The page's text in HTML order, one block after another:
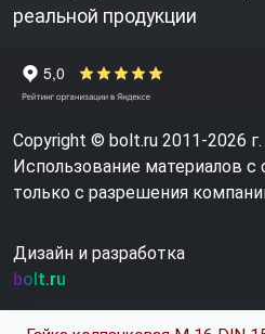
реальной продукции
Copyright © bolt.ru 2011-2026 г.
Использование материалов
только с разрешения
Дизайн и разработка
bolt.ru